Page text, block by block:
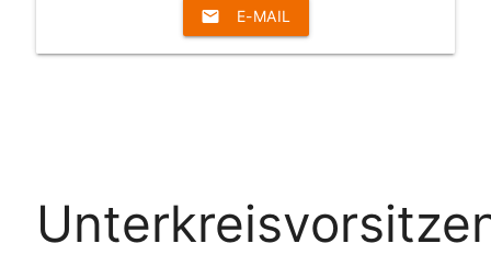
email E-MAIL